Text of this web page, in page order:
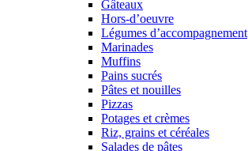
Gâteaux
Hors-d’oeuvre
Légumes d’accompagnement
Marinades
Muffins
Pains sucrés
Pâtes et nouilles
Pizzas
Potages et crèmes
Riz, grains et céréales
Salades de pâtes